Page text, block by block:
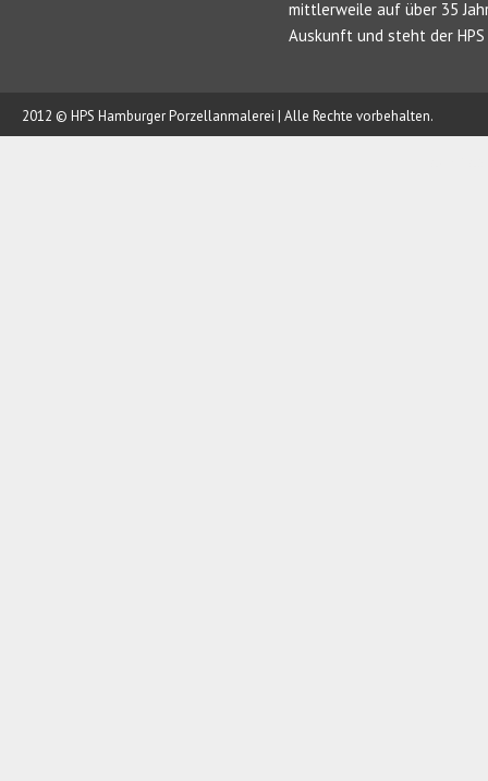
mittlerweile auf über 35
Auskunft und steht der
2012 © HPS Hamburger Porzellanmalerei | Alle Rechte vorbehalten.